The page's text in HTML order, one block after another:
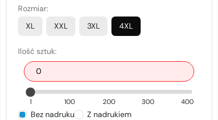
Rozmiar:
XL
XXL 3XL 4XL
Ilość sztuk:
1 100 200 300 400
Bez nadruku
Z nadrukiem